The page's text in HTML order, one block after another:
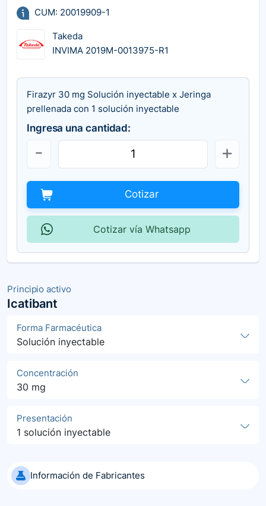
Principio activo
Icatibant
Forma Farmacéutica
Solución inyectable
Concentración
30 mg
Presentación
1 solución inyectable
Información de Fabricantes
CUM: 20019909-1
Takeda
INVIMA 2019M-0013975-R1
Firazyr 30 mg Solución inyectable x Jeringa
prellenada con 1 solución inyectable
Ingresa una cantidad:
Cotizar
Cotizar vía Whatsapp